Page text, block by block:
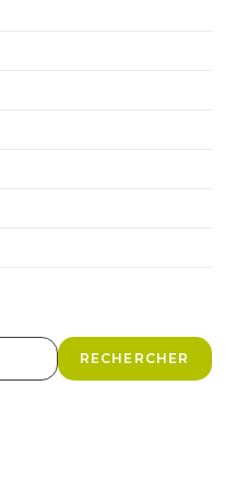
RECHERCHER